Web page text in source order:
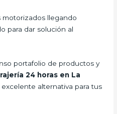
motorizados llegando
para dar solución al
portafolio de productos y
24 horas en La
excelente alternativa para tus